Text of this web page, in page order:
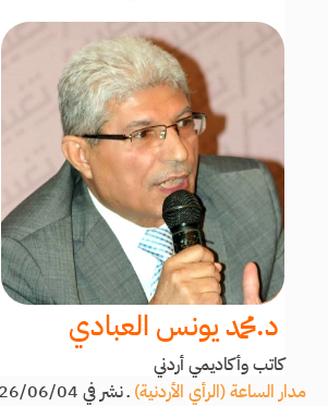
د.محمد يونس العبادي
كاتب وأكاديمي أردني
مدار الساعة (الرأي الأردنية) ـنشر في 2026/06/04 الساعة 07:32